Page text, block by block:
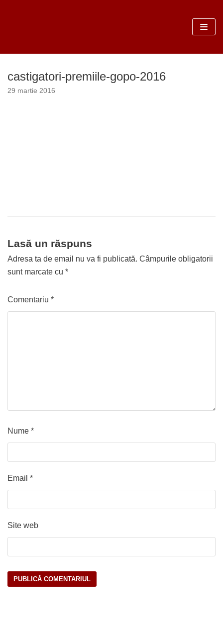
conținut
castigatori-premiile-gopo-2016
29 martie 2016
Lasă un răspuns
Adresa ta de email nu va fi publicată. Câmpurile obligatorii
sunt marcate cu *
Comentariu *
Nume *
Email *
Site web